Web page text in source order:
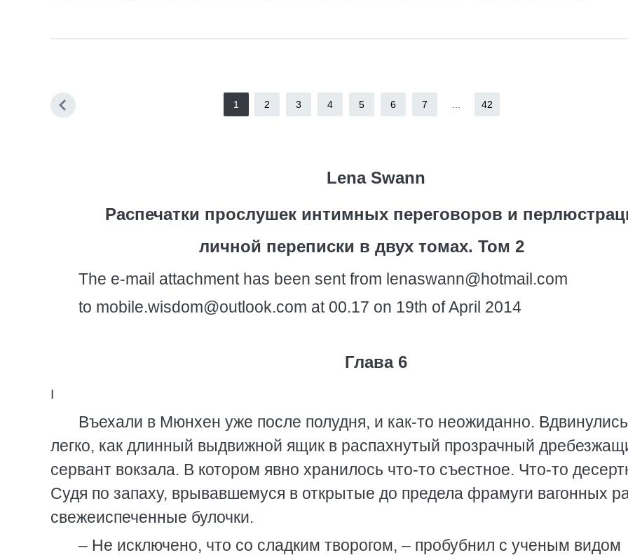
1 2 3 4 5 6 7 42
Lena Swann
Распечатки прослушек интимных переговоров и
личной переписки в двух томах. Том 2
The e-mail attachment has been sent from lenaswann@hotmail.com
to mobile.wisdom@outlook.com at 00.17 on 19th of April 2014
Глава 6
I
Въехали в Мюнхен уже после полудня, и как-то неожиданно. Вдвинулись
легко, как длинный выдвижной ящик в распахнутый прозрачный
сервант вокзала. В котором явно хранилось что-то съестное. Что-то
Судя по запаху, врывавшемуся в открытые до предела фрамуги вагонных
свежеиспеченные булочки.
– Не исключено, что со сладким творогом, – пробубнил с ученым видом